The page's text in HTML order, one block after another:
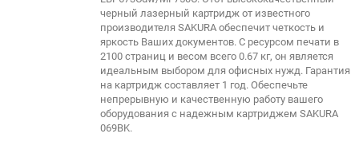
150
черный лазерный картридж от известного
производителя SAKURA обеспечит четкость и
яркость Ваших документов. С ресурсом печати в
2100 страниц и весом всего 0.67 кг, он является
идеальным выбором для офисных нужд. Гарантия
на картридж составляет 1 год. Обеспечьте
непрерывную и качественную работу вашего
оборудования с надежным картриджем SAKURA
069BK.